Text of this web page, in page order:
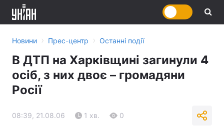
Новини › Прес-центр › Останні події
В ДТП на Харківщині загинули 4
осіб, з них двоє – громадяни
Росії
08:39, 21.08.06 1 хв. 0